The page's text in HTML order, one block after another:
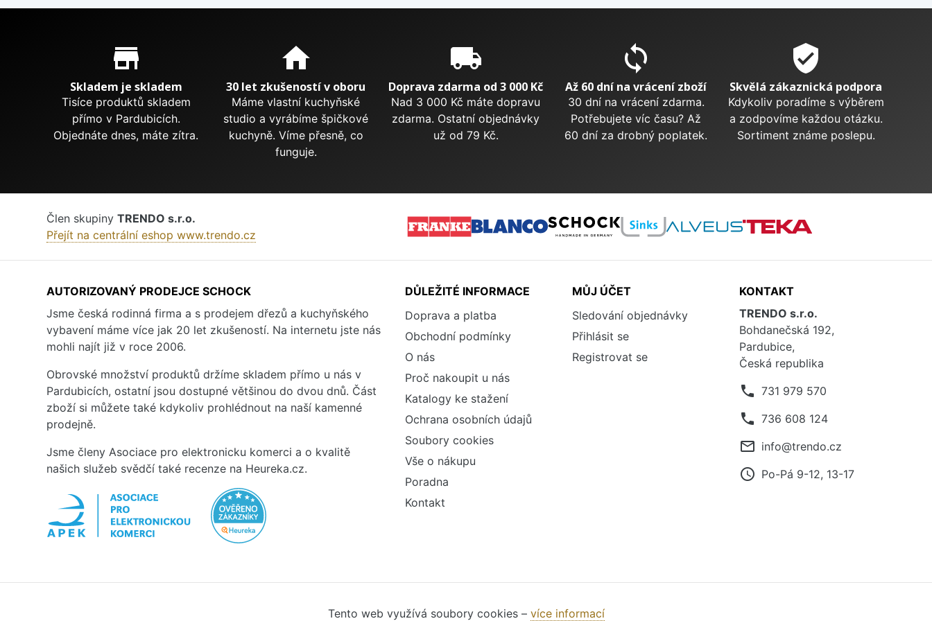
Proč nakupovat u nás?
store_mall_directory
Skladem je skladem
Tisíce produktů skladem
přímo v Pardubicích.
Objednáte dnes, máte zítra.
home
30 let zkušeností v oboru
Máme vlastní kuchyňské
studio a vyrábíme špičkové
kuchyně. Víme přesně, co
funguje.
local_shipping
Doprava zdarma od 3 000 Kč
Nad 3 000 Kč máte dopravu
zdarma. Ostatní objednávky
už od 79 Kč.
sync
Až 60 dní na vrácení zboží
30 dní na vrácení zdarma.
Potřebujete víc času? Až
60 dní za drobný poplatek.
verified_user
Skvělá zákaznická podpora
Kdykoliv poradíme s výběrem
a zodpovíme každou otázku.
Sortiment známe poslepu.
Člen skupiny TRENDO s.r.o.
Přejít na centrální eshop www.trendo.cz
AUTORIZOVANÝ PRODEJCE SCHOCK
Jsme česká rodinná firma a s prodejem dřezů a kuchyňského
vybavení máme více jak 20 let zkušeností. Na internetu jste nás
mohli najít již v roce 2006.
Obrovské množství produktů držíme skladem přímo u nás v
Pardubicích, ostatní jsou dostupné většinou do dvou dnů. Část
zboží si můžete také kdykoliv prohlédnout na naší kamenné
prodejně.
Jsme členy Asociace pro elektronicku komerci a o kvalitě
našich služeb svědčí také recenze na Heureka.cz.
DŮLEŽITÉ INFORMACE
Doprava a platba
Obchodní podmínky
O nás
Proč nakoupit u nás
Katalogy ke stažení
Ochrana osobních údajů
Soubory cookies
Vše o nákupu
Poradna
Kontakt
MŮJ ÚČET
Sledování objednávky
Přihlásit se
Registrovat se
KONTAKT
TRENDO s.r.o.
Bohdanečská 192,
Pardubice,
Česká republika
phone 731 979 570
phone 736 608 124
mail_outline info@trendo.cz
access_time Po-Pá 9-12, 13-17
Tento web využívá soubory cookies – více informací